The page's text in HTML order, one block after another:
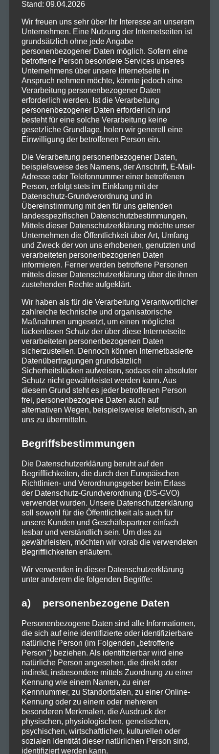
das Ende einer Ära und der Beginn
eines neuen Kapitels für Micha Maat
– auch wenn dieses nicht mehr
musikalischer Natur sein wird. Für
den weiteren Lebensweg des
Musikers wünschen wir ihm alles
Gute und danken ihm für die
jahrelangen „Erfahrungen“, die er uns
durch seine Musik geschenkt hat.
Micha Maat – „Erfahrungen“ als
Mit der Veröffentlichung seines
Albums Erfahrungen als limitierte
Schallplatte erschafft Micha Maat ein
Kunstwerk für Augen und Ohren. Das
warme, analoge Klangbild der
Vinylplatte und die edle Gestaltung
machen jedes der nur 777 Exemplare
– ein Statement für Individualität und
echte Wertschätzung von Musik.
Weihnachtssampler 2024
Weihnachten 2024 wird musikalisch!
Nachtklang und Morgenecho haben
Stand: 09.04.2026
Wir freuen uns sehr über Ihr Interesse an unserem
Unternehmen. Eine Nutzung der Internetseiten ist
grundsätzlich ohne jede Angabe
personenbezogener Daten möglich. Sofern eine
betroffene Person besondere Services unseres
Unternehmens über unsere Internetseite in
Anspruch nehmen möchte, könnte jedoch eine
Verarbeitung personenbezogener Daten
erforderlich werden. Ist die Verarbeitung
personenbezogener Daten erforderlich und
besteht für eine solche Verarbeitung keine
gesetzliche Grundlage, holen wir generell eine
Einwilligung der betroffenen Person ein.
Die Verarbeitung personenbezogener Daten,
beispielsweise des Namens, der Anschrift, E-Mail-
Adresse oder Telefonnummer einer betroffenen
Person, erfolgt stets im Einklang mit der
Datenschutz-Grundverordnung und in
Übereinstimmung mit den für uns geltenden
landesspezifischen Datenschutzbestimmungen.
Mittels dieser Datenschutzerklärung möchte unser
Unternehmen die Öffentlichkeit über Art, Umfang
und Zweck der von uns erhobenen, genutzten und
verarbeiteten personenbezogenen Daten
informieren. Ferner werden betroffene Personen
mittels dieser Datenschutzerklärung über die ihnen
zustehenden Rechte aufgeklärt.
Wir haben als für die Verarbeitung Verantwortlicher
zahlreiche technische und organisatorische
Maßnahmen umgesetzt, um einen möglichst
lückenlosen Schutz der über diese Internetseite
verarbeiteten personenbezogenen Daten
sicherzustellen. Dennoch können Internetbasierte
Datenübertragungen grundsätzlich
Sicherheitslücken aufweisen, sodass ein absoluter
Schutz nicht gewährleistet werden kann. Aus
diesem Grund steht es jeder betroffenen Person
frei, personenbezogene Daten auch auf
alternativen Wegen, beispielsweise telefonisch, an
uns zu übermitteln.
Begriffsbestimmungen
Die Datenschutzerklärung beruht auf den
Begrifflichkeiten, die durch den Europäischen
Richtlinien- und Verordnungsgeber beim Erlass
der Datenschutz-Grundverordnung (DS-GVO)
verwendet wurden. Unsere Datenschutzerklärung
soll sowohl für die Öffentlichkeit als auch für
unsere Kunden und Geschäftspartner einfach
lesbar und verständlich sein. Um dies zu
gewährleisten, möchten wir vorab die verwendeten
Begrifflichkeiten erläutern.
Wir verwenden in dieser Datenschutzerklärung
unter anderem die folgenden Begriffe:
a) personenbezogene Daten
Personenbezogene Daten sind alle Informationen,
die sich auf eine identifizierte oder identifizierbare
natürliche Person (im Folgenden „betroffene
Person") beziehen. Als identifizierbar wird eine
natürliche Person angesehen, die direkt oder
indirekt, insbesondere mittels Zuordnung zu einer
Kennung wie einem Namen, zu einer
Kennnummer, zu Standortdaten, zu einer Online-
Kennung oder zu einem oder mehreren
besonderen Merkmalen, die Ausdruck der
physischen, physiologischen, genetischen,
psychischen, wirtschaftlichen, kulturellen oder
sozialen Identität dieser natürlichen Person sind,
identifiziert werden kann.